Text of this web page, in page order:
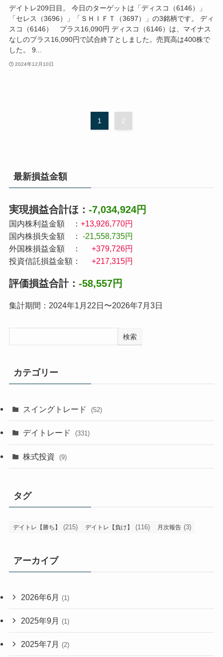
デイトレ209日目。 今日のターゲットは「ディスコ（6146）」
「セレス（3696）」「ＳＨＩＦＴ（3697）」の3銘柄です。 ディ
スコ（6146） プラス16,090円 ディスコ（6146）は、マイナス
なしのプラス16,090円で試合終了としました。売買高は400株で
した。 9...
2024年12月10日
1 2
最新損益金額
実現損益合計ほ： -7,034,924円
国内株利益金額 ： +13,926,770円
国内株損失金額 ：
-21,558,735円
外国株損益金額 ：
+379,726円
投資信託損益金額：
+217,315円
評価損益合計： -58,557円
集計期間：2024年1月22日〜2026年7月3日
検索
カテゴリー
スイングトレード (52)
デイトレード (331)
株式投資 (9)
タグ
デイトレ【勝ち】 (215) デイトレ【負け】 (116) 月次報告 (3)
アーカイブ
2026年6月 (1)
2025年9月 (1)
2025年7月 (2)